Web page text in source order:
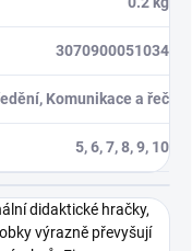
3070900051034
Komunikace a řeč
5, 6, 7, 8, 9, 10
didaktické hračky,
výrazně převyšují